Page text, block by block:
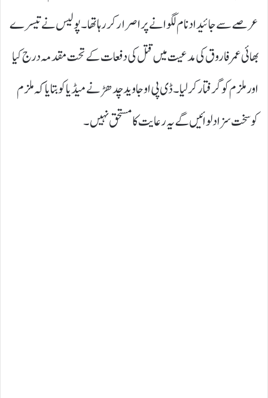
عرصے سے جائیداد نام لگوانے پر اصرار کر رہا تھا ۔ پولیس نے تیسرے
بھائی عمر فاروق کی مدعیت میں قتل کی دفعات کے تحت مقدمہ درج کیا
اور ملزم کو گرفتار کرلیا۔ ڈی پی او جاوید چدھڑ نے میڈیا کو بتایا کہ ملزم
کو سخت سزا دلوائیں گے یہ رعایت کا مستحق نہیں ۔